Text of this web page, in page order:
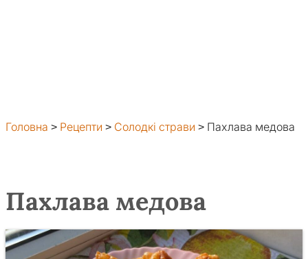
Головна > Рецепти > Солодкі страви > Пахлава медова
Пахлава медова